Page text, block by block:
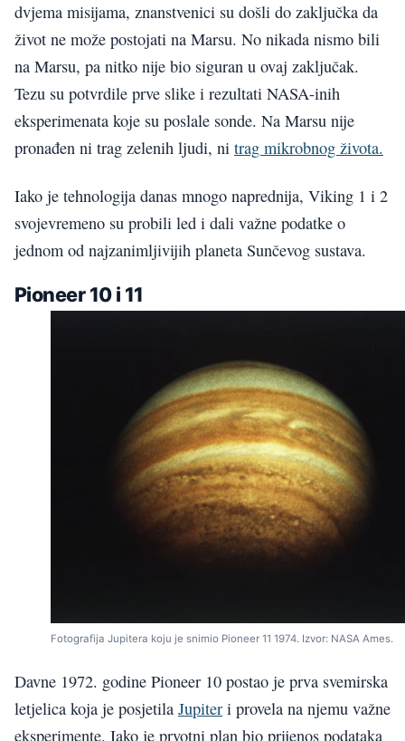
dvjema misijama, znanstvenici su došli do zaključka da
život ne može postojati na Marsu. No nikada nismo bili
na Marsu, pa nitko nije bio siguran u ovaj zaključak.
Tezu su potvrdile prve slike i rezultati NASA-inih
eksperimenata koje su poslale sonde. Na Marsu nije
pronađen ni trag zelenih ljudi, ni trag mikrobnog života.
Iako je tehnologija danas mnogo naprednija, Viking 1 i 2
svojevremeno su probili led i dali važne podatke o
jednom od najzanimljivijih planeta Sunčevog sustava.
Pioneer 10 i 11
Fotografija Jupitera koju je snimio Pioneer 11 1974. Izvor: NASA Ames.
Davne 1972. godine Pioneer 10 postao je prva svemirska
letjelica koja je posjetila Jupiter i provela na njemu važne
eksperimente. Iako je prvotni plan bio prijenos podataka